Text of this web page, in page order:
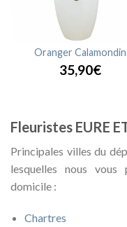
Oranger Calamondin
35,90€
Fleuristes EURE
Principales villes du
lesquelles nous vous
domicile :
Chartres